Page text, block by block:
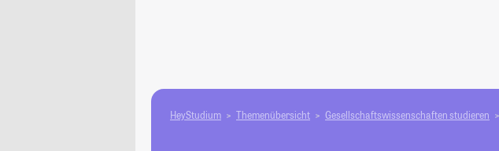
HeyStudium Themenübersicht Gesellschafts­­wissenschaften studieren